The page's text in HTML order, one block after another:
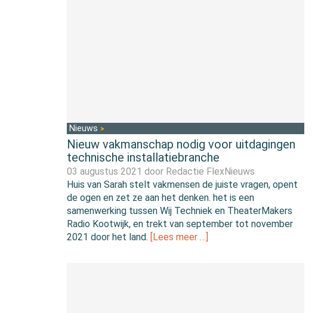
Nieuws
Nieuw vakmanschap nodig voor uitdagingen
technische installatiebranche
03 augustus 2021 door Redactie FlexNieuws
Huis van Sarah stelt vakmensen de juiste vragen, opent
de ogen en zet ze aan het denken. het is een
samenwerking tussen Wij Techniek en TheaterMakers
Radio Kootwijk, en trekt van september tot november
2021 door het land. [Lees meer …]